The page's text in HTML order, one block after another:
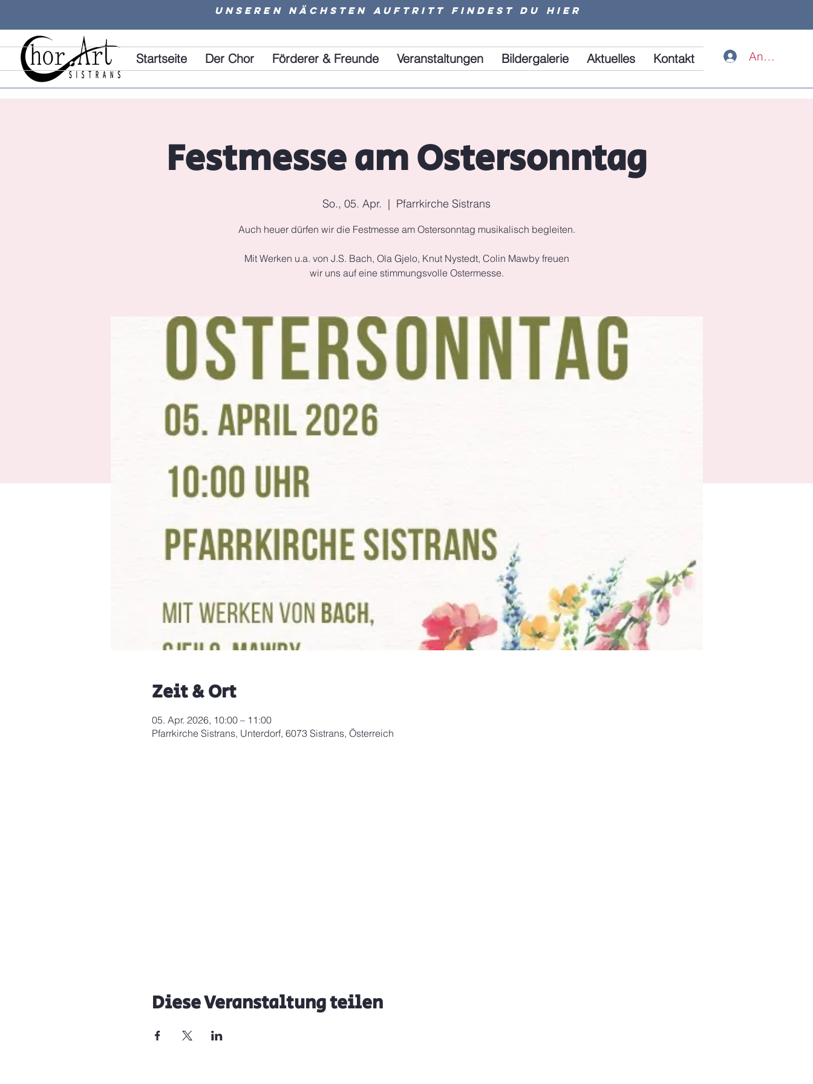
Unseren nächsten Auftritt findest du hier
Startseite Der Chor Förderer & Freunde Veranstaltungen Bildergalerie Aktuelles Kontakt Anmelden
Festmesse am Ostersonntag
So., 05. Apr.
  |
Pfarrkirche Sistrans
Auch heuer dürfen wir die Festmesse am Ostersonntag musikalisch begleiten.
Mit Werken u.a. von J.S. Bach, Ola Gjelo, Knut Nystedt, Colin Mawby freuen
wir uns auf eine stimmungsvolle Ostermesse.
Zeit & Ort
05. Apr. 2026, 10:00 – 11:00
Pfarrkirche Sistrans, Unterdorf, 6073 Sistrans, Österreich
Diese Veranstaltung teilen